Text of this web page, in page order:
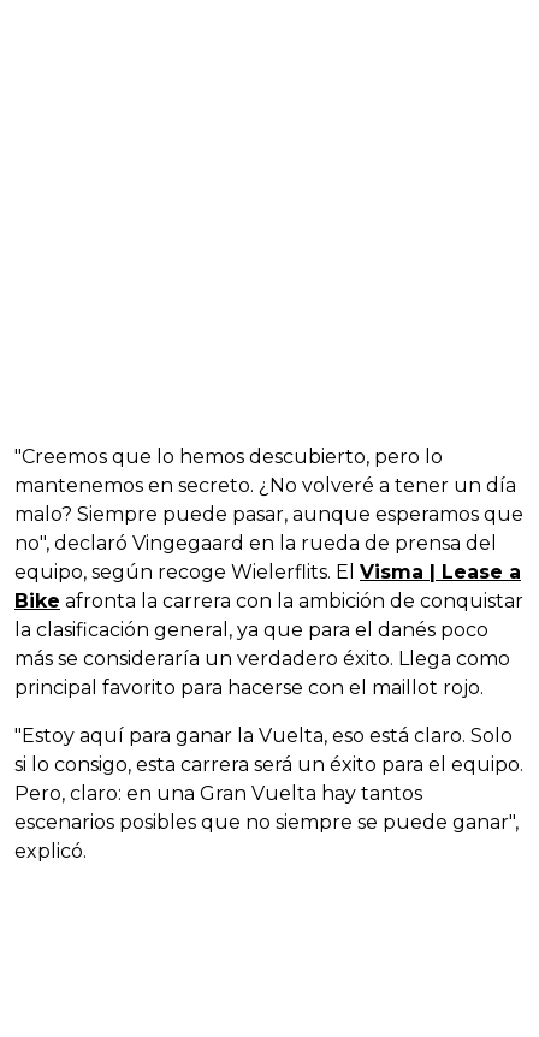
"Creemos que lo hemos descubierto, pero lo
mantenemos en secreto. ¿No volveré a tener un día
malo? Siempre puede pasar, aunque esperamos que
no", declaró Vingegaard en la rueda de prensa del
equipo, según recoge Wielerflits. El Visma | Lease a
Bike afronta la carrera con la ambición de conquistar
la clasificación general, ya que para el danés poco
más se consideraría un verdadero éxito. Llega como
principal favorito para hacerse con el maillot rojo.
"Estoy aquí para ganar la Vuelta, eso está claro. Solo
si lo consigo, esta carrera será un éxito para el equipo.
Pero, claro: en una Gran Vuelta hay tantos
escenarios posibles que no siempre se puede ganar",
explicó.